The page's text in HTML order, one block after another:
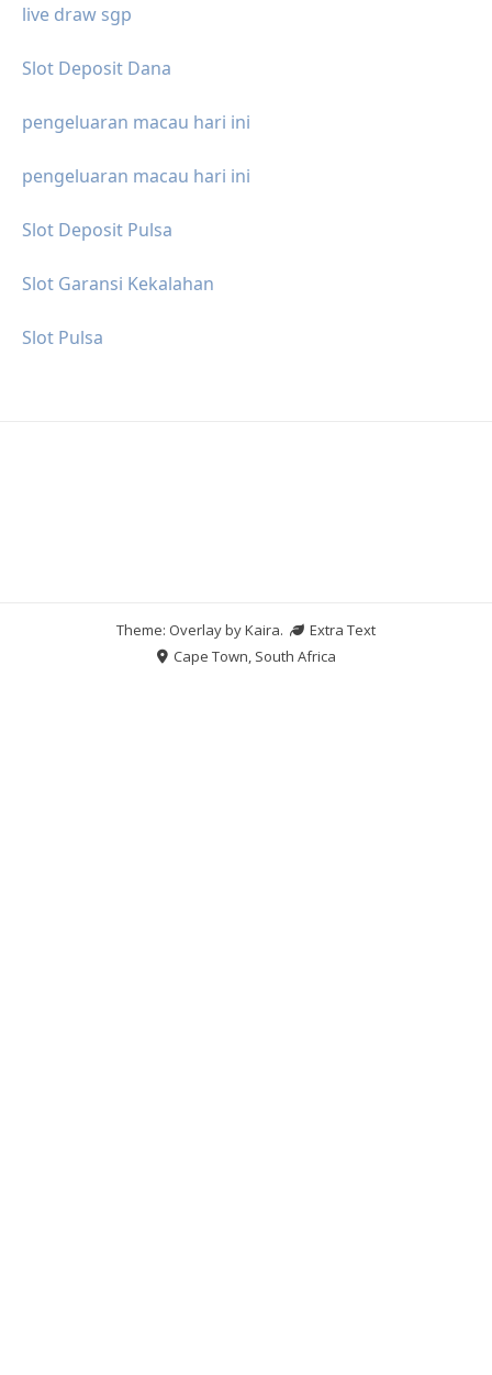
live draw sgp
Slot Deposit Dana
pengeluaran macau hari ini
pengeluaran macau hari ini
Slot Deposit Pulsa
Slot Garansi Kekalahan
Slot Pulsa
Theme: Overlay byKaira.
Extra Text
Cape Town, South Africa